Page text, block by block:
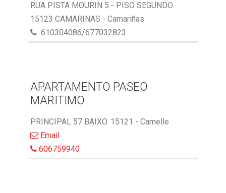
RUA PISTA MOURIN 5 - PISO SEGUNDO.
15123 CAMARINAS - Camariñas
610304086/677032823
APARTAMENTO PASEO
MARITIMO
PRINCIPAL 57 BAIXO. 15121 - Camelle
Email
606759940